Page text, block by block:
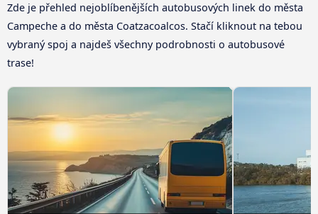
Zde je přehled nejoblíbenějších autobusových linek do města
Campeche a do města Coatzacoalcos. Stačí kliknout na tebou
vybraný spoj a najdeš všechny podrobnosti o autobusové
trase!